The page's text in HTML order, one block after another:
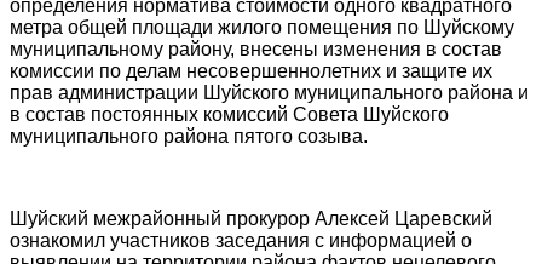
определения норматива стоимости одного квадратного
метра общей площади жилого помещения по Шуйскому
муниципальному району, внесены изменения в состав
комиссии по делам несовершеннолетних и защите их
прав администрации Шуйского муниципального района и
в состав постоянных комиссий Совета Шуйского
муниципального района пятого созыва.
Шуйский межрайонный прокурор Алексей Царевский
ознакомил участников заседания с информацией о